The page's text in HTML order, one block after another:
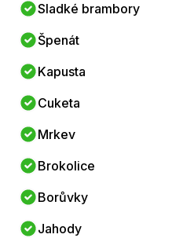
Sladké brambory
Špenát
Kapusta
Cuketa
Mrkev
Brokolice
Borůvky
Jahody